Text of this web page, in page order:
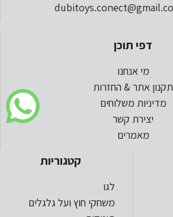
דפי תוכן
מי אנחנו
תקנון אתר & החזרות
מדיניות משלוחים
יצירת קשר
מאמרים
קטגוריות
לגו
משחקי חוץ ועל גלגלים